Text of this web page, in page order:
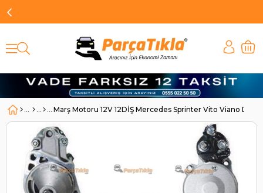
Marş Motoru 12V 12DİŞ Mercedes Sprinter Vito Viano